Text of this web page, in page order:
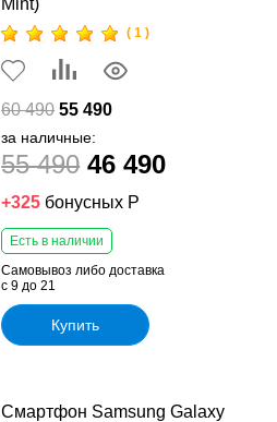
( 1 )
60 490 55 490
за наличные:
55 490 46 490
+325 бонусных Р
Есть в наличии
Самовывоз либо доставка
с 9 до 21
Купить
Смартфон Samsung Galaxy